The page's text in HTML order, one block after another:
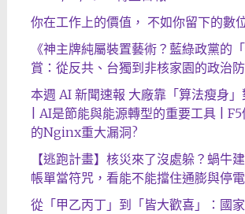
你在工作上的價值， 不如你留下的數
《神主牌純屬裝置藝術？藍綠政黨的
賞：從反共、台獨到非核家園的政治防
本週 AI 新聞速報 大廠靠「算法瘦身
| AI是節能與能源轉型的重要工具 |
的Nginx重大漏洞?
【逃跑計畫】核災來了沒處躲？蝸牛
帳單當符咒，看能不能擋住通膨與停電
從「甲乙丙丁」到「皆大歡喜」：國